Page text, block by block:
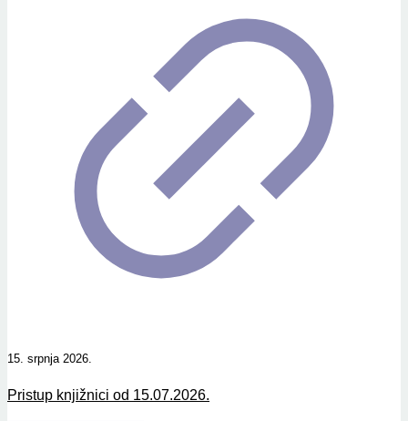
15. srpnja 2026.
Pristup knjižnici od 15.07.2026.